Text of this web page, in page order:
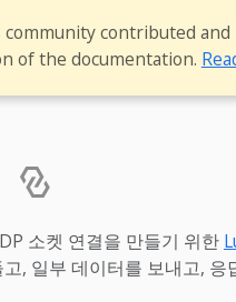
contributed
of the documentation.
소켓 연결을 만들기 위한
, 일부 데이터를 보내고, 응